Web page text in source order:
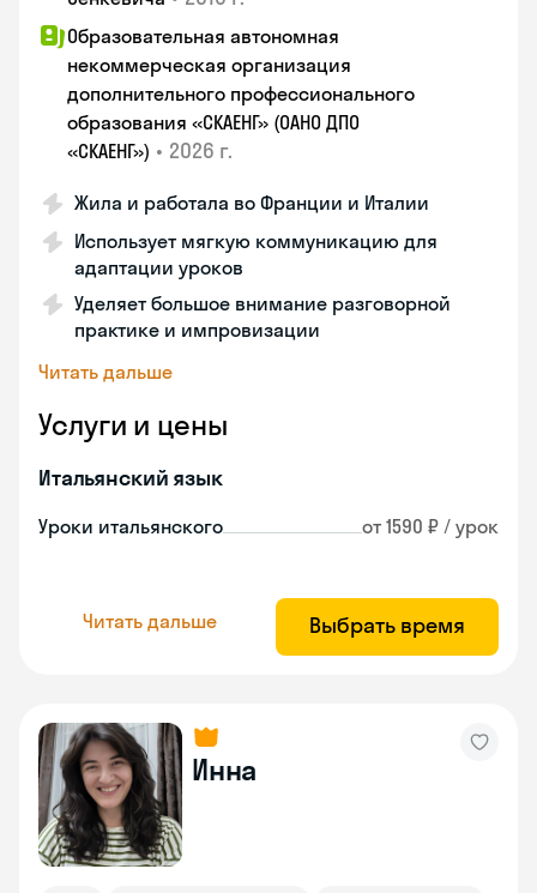
Образовательная автономная
некоммерческая организация
дополнительного профессионального
образования «СКАЕНГ» (ОАНО ДПО
«СКАЕНГ») • 2026 г.
Жила и работала во Франции и Италии
Использует мягкую коммуникацию для
адаптации уроков
Уделяет большое внимание разговорной
практике и импровизации
Читать дальше
Услуги и цены
Итальянский язык
Уроки итальянского от 1590 ₽ / урок
Читать дальше Выбрать время
Инна